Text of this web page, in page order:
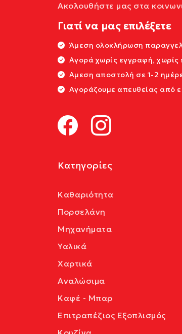
Ακολουθήστε μας στα
Γιατί να μας επιλέξετε
Άμεση ολοκλήρωση
Αγορά χωρίς εγγραφή, χωρίς
Αμεση αποστολή σε 1-2
Αγοράζουμε απευθείας από
Κατηγορίες
Καθαριότητα
Πορσελάνη
Μηχανήματα
Υαλικά
Χαρτικά
Αναλώσιμα
Καφέ - Μπαρ
Επιτραπέζιος Εξοπλισμός